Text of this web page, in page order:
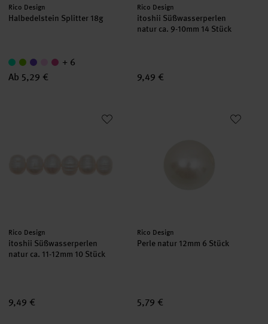
Hersteller:
Rico Design
Halbedelstein Splitter 18g
+ 6
Ab 5,29 €
Hersteller:
Rico Design
itoshii Süßwasserperlen
natur ca. 9-10mm 14 Stück
9,49 €
itoshii Süßwasserperlen natur ca. 11-12mm 10 Stück
Hersteller:
Rico Design
itoshii Süßwasserperlen
natur ca. 11-12mm 10 Stück
9,49 €
Perle natur 12mm 6 Stück
Hersteller:
Rico Design
Perle natur 12mm 6 Stück
5,79 €